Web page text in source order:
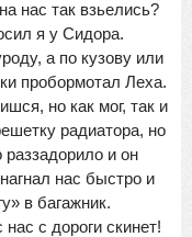
нас так взьелись?
я у Сидора.
а по кузову или
пробормотал Леха.
но как мог, так и
радиатора, но
и он
нас быстро и
в багажник.
с дороги скинет!